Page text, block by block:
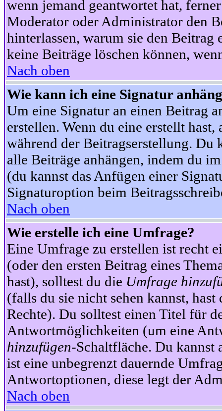
wenn jemand geantwortet hat,
Moderator oder Administrator den
hinterlassen, warum sie den Beitrag
keine Beiträge löschen können,
Nach oben
Wie kann ich eine Signatur
Um eine Signatur an einen Beitrag
erstellen. Wenn du eine erstellt
während der Beitragserstellung. Du
alle Beiträge anhängen, indem du
(du kannst das Anfügen einer
Signaturoption beim
Nach oben
Wie erstelle ich eine Umfrage?
Eine Umfrage zu erstellen ist recht
(oder den ersten Beitrag eines
hast), solltest du die Umfrage
(falls du sie nicht sehen kannst,
Rechte). Du solltest einen Titel für
Antwortmöglichkeiten (um eine
hinzufügen-Schaltfläche. Du
ist eine unbegrenzt dauernde
Antwortoptionen, diese legt der
Nach oben